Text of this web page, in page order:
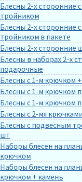
Блесны 2-х сторонние
тройником
Блесны 2-х сторонние
тройником в пакете
Блесны 2-х сторонние
Блесны в наборах 2-х
подарочные
Блесны с 1-м крючком
Блесны с 1-м крючком
Блесны с 1-м крючком
Блесны с 2-мя
Блесны с подвесным
шт
Наборы блесен на
крючком
Наборы блесен на
крючком + камень